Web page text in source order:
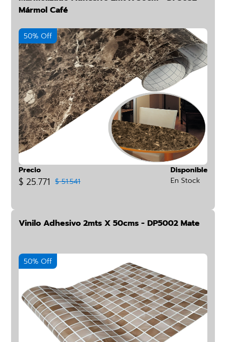
Mármol Café
50% Off
Precio
$ 25.771 $ 51.541
Disponible
En Stock
Vinilo Adhesivo 2mts X 50cms - DP5002 Mate
50% Off